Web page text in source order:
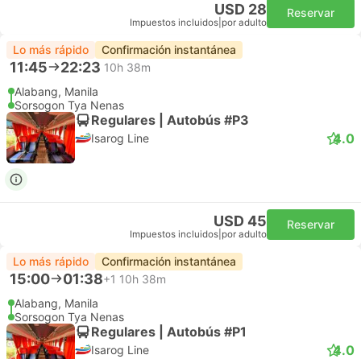
USD 28
Impuestos incluidos por adulto
Reservar
Lo más rápido Confirmación instantánea
11:45 22:23 10h 38m
Alabang, Manila
Sorsogon Tya Nenas
Regulares | Autobús #P3
Isarog Line 4.0
USD 45
Impuestos incluidos por adulto
Reservar
Lo más rápido Confirmación instantánea
15:00 01:38+1 10h 38m
Alabang, Manila
Sorsogon Tya Nenas
Regulares | Autobús #P1
Isarog Line 4.0